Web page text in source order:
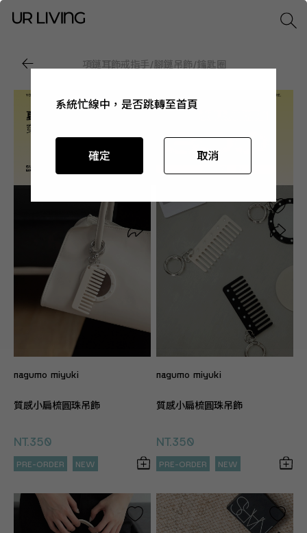
項鏈耳飾戒指手/腳鏈吊飾/鑰匙圈
nagumo miyuki
質感小扁梳圓珠吊飾
NT.350
PRE-ORDER NEW
nagumo miyuki
質感小扁梳圓珠吊飾
NT.350
PRE-ORDER NEW
系統忙線中，是否跳轉至首頁
確定 取消
系統忙線中，是否跳轉至首頁
確定 取消
系統忙線中，是否跳轉至首頁
確定 取消
系統忙線中，是否跳轉至首頁
確定 取消